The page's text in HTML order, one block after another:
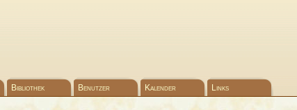
Bibliothek Benutzer Kalender Links